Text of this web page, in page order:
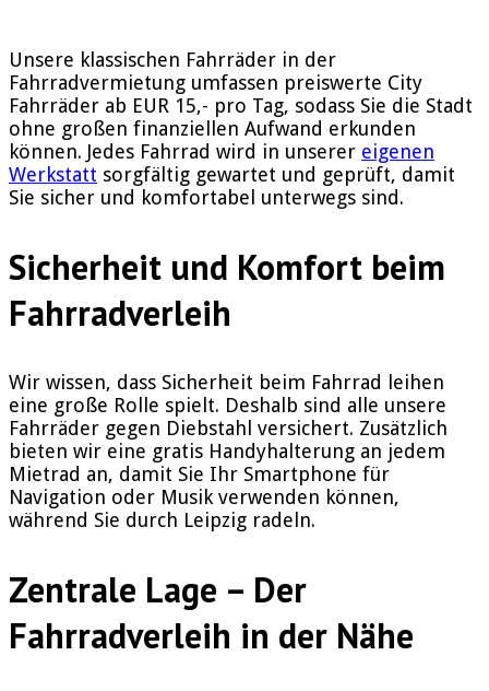
Unsere klassischen Fahrräder in der
Fahrradvermietung umfassen preiswerte City
Fahrräder ab EUR 15,- pro Tag, sodass Sie die Stadt
ohne großen finanziellen Aufwand erkunden
können. Jedes Fahrrad wird in unserer eigenen
Werkstatt sorgfältig gewartet und geprüft, damit
Sie sicher und komfortabel unterwegs sind.
Sicherheit und Komfort beim
Fahrradverleih
Wir wissen, dass Sicherheit beim Fahrrad leihen
eine große Rolle spielt. Deshalb sind alle unsere
Fahrräder gegen Diebstahl versichert. Zusätzlich
bieten wir eine gratis Handyhalterung an jedem
Mietrad an, damit Sie Ihr Smartphone für
Navigation oder Musik verwenden können,
während Sie durch Leipzig radeln.
Zentrale Lage – Der
Fahrradverleih in der Nähe